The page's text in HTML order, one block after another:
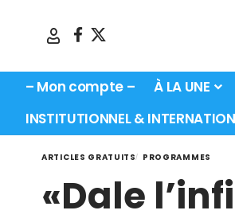
– Mon compte – À LA UNE
INSTITUTIONNEL &
ARTICLES GRATUITS PROGRAMMES
«Dale